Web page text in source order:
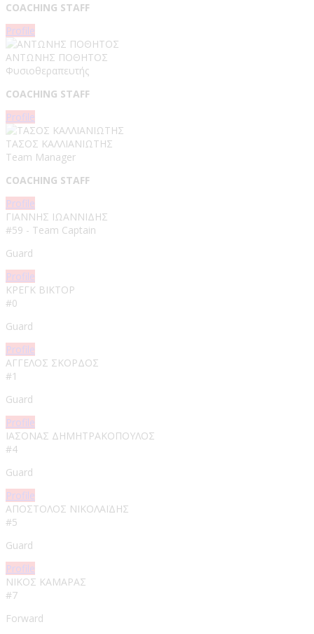
COACHING STAFF
Profile
ΑΝΤΩΝΗΣ ΠΟΘΗΤΟΣ
Φυσιοθεραπευτής
COACHING STAFF
Profile
ΤΑΣΟΣ ΚΑΛΛΙΑΝΙΩΤΗΣ
Team Manager
COACHING STAFF
Profile
ΓΙΑΝΝΗΣ ΙΩΑΝΝΙΔΗΣ
#59 - Team Captain
Guard
Profile
ΚΡΕΓΚ ΒΙΚΤΟΡ
#0
Guard
Profile
ΑΓΓΕΛΟΣ ΣΚΟΡΔΟΣ
#1
Guard
Profile
ΙΑΣΟΝΑΣ ΔΗΜΗΤΡΑΚΟΠΟΥΛΟΣ
#4
Guard
Profile
ΑΠΟΣΤΟΛΟΣ ΝΙΚΟΛΑΪΔΗΣ
#5
Guard
Profile
ΝΙΚΟΣ ΚΑΜΑΡΑΣ
#7
Forward